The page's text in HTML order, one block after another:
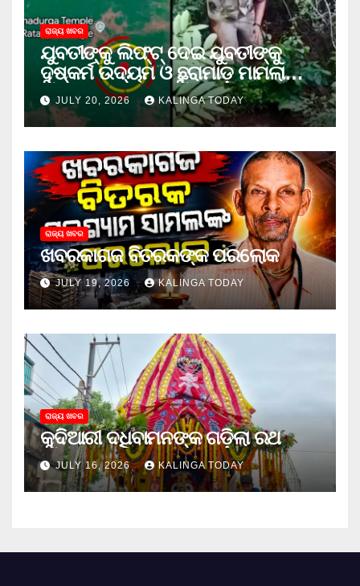
ରାଜ୍ୟ ଖବର
ଯୁବତୀଙ୍କୁ ଲିଫ୍‌ଟ୍‌ ଦେଇ ଯୁବତୀଙ୍କୁ
ଦୁଷ୍କର୍ମ ଉଦ୍ୟମ ଓ ଛୁରାମାଡ଼ ମାମଲାରେ
ଜେଲ ଗଲା ଅଭିଯୁକ୍ତ
JULY 20, 2026 KALINGA TODAY
ରାଜ୍ୟ ଖବର
ଖବରକାଗଜ ବିତରକଙ୍କ ପରଲୋକ
JULY 19, 2026 KALINGA TODAY
ରାଜ୍ୟ ଖବର
କୁଦିଆରୀ ଦଧିବାମନଙ୍କ ଗଡ଼ିଲା ରଥ
JULY 16, 2026 KALINGA TODAY